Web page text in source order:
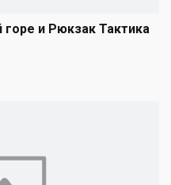
горе и Рюкзак Тактика